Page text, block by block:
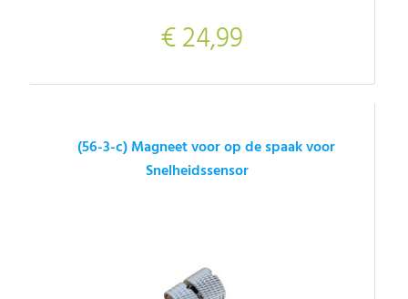
€ 24,99
(56-3-c) Magneet voor op de spaak voor
Snelheidssensor